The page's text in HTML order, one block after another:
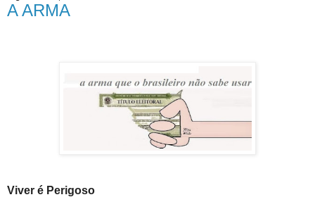
A ARMA
Viver é Perigoso